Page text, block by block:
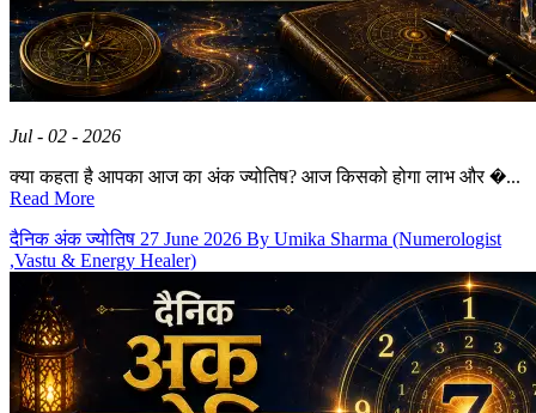
Jul - 02 - 2026
क्या कहता है आपका आज का अंक ज्योतिष? आज किसको होगा लाभ और �...
Read More
दैनिक अंक ज्योतिष 27 June 2026 By Umika Sharma (Numerologist
,Vastu & Energy Healer)